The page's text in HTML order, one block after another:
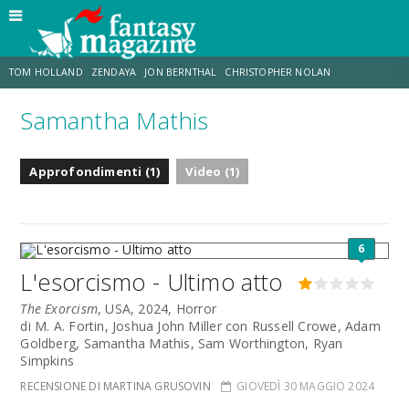
TOM HOLLAND ZENDAYA JON BERNTHAL CHRISTOPHER NOLAN
STRANIMONDI LUCCA COMICS & GAMES
Samantha Mathis
Approfondimenti (1) Video (1)
6
L'esorcismo - Ultimo atto
The Exorcism, USA, 2024, Horror
di M. A. Fortin, Joshua John Miller con Russell Crowe, Adam
Goldberg, Samantha Mathis, Sam Worthington, Ryan
Simpkins
RECENSIONE DI MARTINA GRUSOVIN GIOVEDÌ 30 MAGGIO 2024